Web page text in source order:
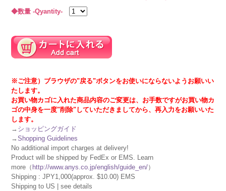
◆数量 -Qyantity-
※ご注意）ブラウザの"戻る"ボタンをお使いにならないようお願いい
たします。
お買い物カゴに入れた商品内容のご変更は、お手数ですがお買い物カ
ゴの中身を一度"削除"していただきましてから、再入力をお願いいた
します。
→ ショッピングガイド
→Shopping Guidelines
No additional import charges at delivery!
Product will be shipped by FedEx or EMS. Learn
more（ http://www.anys.co.jp/english/guide_en/）
Shipping : JPY1,000(approx. $10.00) EMS
Shipping to US | see details